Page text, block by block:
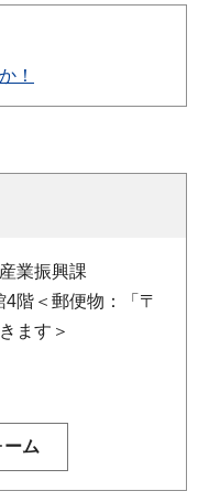
！
業振興課
階＜郵便物：「〒
ます＞